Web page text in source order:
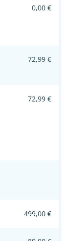
0,00 €
72,99 €
72,99 €
499,00 €